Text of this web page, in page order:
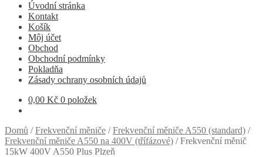
Úvodní stránka
Kontakt
Košík
Môj účet
Obchod
Obchodní podmínky
Pokladňa
Zásady ochrany osobních údajů
0,00 Kč 0 položek
Domů /Frekvenční měniče /Frekvenční měniče A550 (standard) /
Frekvenční měniče A550 na 400V (třífázové) /Frekvenční měnič
15kW 400V A550 Plus Plzeň